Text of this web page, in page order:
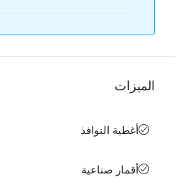
الميزات
أغطية النوافذ
أقمار صناعية